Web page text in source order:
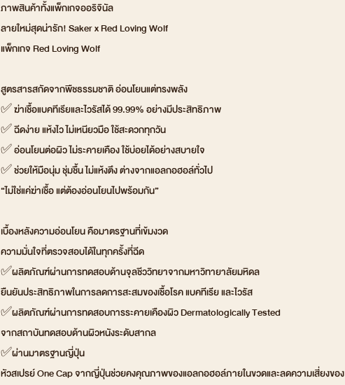
ภาพสินค้าทั้งแพ็กเกจออริจินัล
ลายใหม่สุดน่ารัก! Saker x Red Loving Wolf
แพ็กเกจ Red Loving Wolf
สูตรสารสกัดจากพืชธรรมชาติ อ่อนโยนแต่ทรงพลัง
✅ ฆ่าเชื้อแบคทีเรียและไวรัสได้ 99.99% อย่างมีประสิทธิภาพ
✅ ฉีดง่าย แห้งไว ไม่เหนียวมือ ใช้สะดวกทุกวัน
✅ อ่อนโยนต่อผิว ไม่ระคายเคือง ใช้บ่อยได้อย่างสบายใจ
✅ ช่วยให้มือนุ่ม ชุ่มชื้น ไม่แห้งตึง ต่างจากแอลกอฮอล์ทั่วไป
“ไม่ใช่แค่ฆ่าเชื้อ แต่ต้องอ่อนโยนไปพร้อมกัน”
เบื้องหลังความอ่อนโยน คือมาตรฐานที่เข้มงวด
ความมั่นใจที่ตรวจสอบได้ในทุกครั้งที่ฉีด
✅ผลิตภัณฑ์ผ่านการทดสอบด้านจุลชีววิทยาจากมหาวิทายาลัยมหิดล
ยืนยันประสิทธิภาพในการลดการสะสมของเชื้อโรค แบคทีเรีย และไวรัส
✅ผลิตภัณฑ์ผ่านการทดสอบการระคายเคืองผิว Dermatologically Tested
จากสถาบันทดสอบด้านผิวหนังระดับสากล
✅ผ่านมาตรฐานญี่ปุ่น
หัวสเปรย์ One Cap จากญี่ปุ่นช่วยคงคุณภาพของแอลกอฮอล์ภายในขวดและลดความเสี่ยงของ